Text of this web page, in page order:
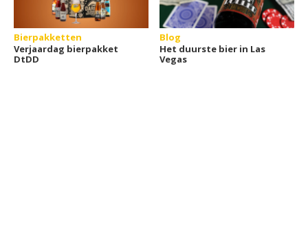
Bierpakketten
Verjaardag bierpakket
DtDD
Blog
Het duurste bier in Las
Vegas